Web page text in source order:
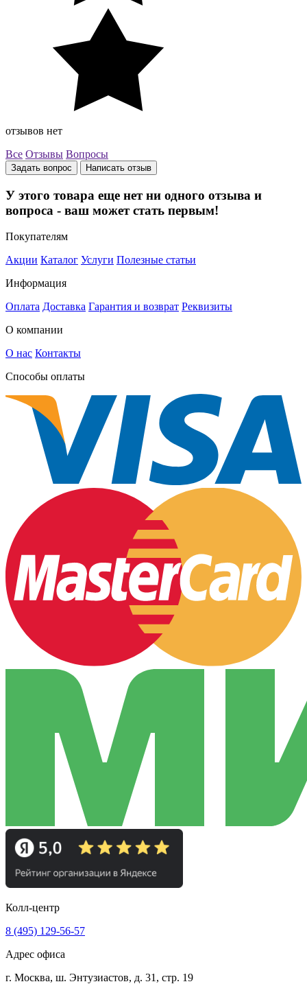
отзывов нет
Все Отзывы Вопросы
Задать вопрос Написать отзыв
У этого товара еще нет ни одного отзыва и
вопроса - ваш может стать первым!
Покупателям
Акции Каталог Услуги Полезные статьи
Информация
Оплата Доставка Гарантия и возврат Реквизиты
О компании
О нас Контакты
Способы оплаты
Колл-центр
8 (495) 129-56-57
Адрес офиса
г. Москва, ш. Энтузиастов, д. 31, стр. 19